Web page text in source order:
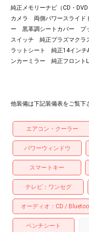
純正メモリーナビ（CD・
カメラ 両側パワースライ
ー 黒革調シートカバー プ
スイッチ 純正プラズマク
ラットシート 純正14イン
ンカーミラー 純正フロント
他装備は下記装備表をご覧
エアコン・クーラー
パワーウィンドウ
スマートキー
テレビ ワンセグ
オーディオ CD
ベンチシート